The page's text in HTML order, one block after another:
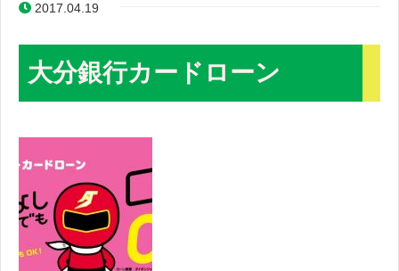
2017.04.19
大分銀行カードローン